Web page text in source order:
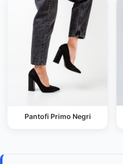
Pantofi Primo Negri